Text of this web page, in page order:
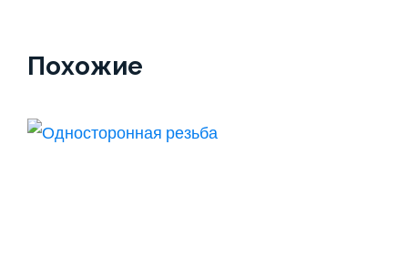
Похожие